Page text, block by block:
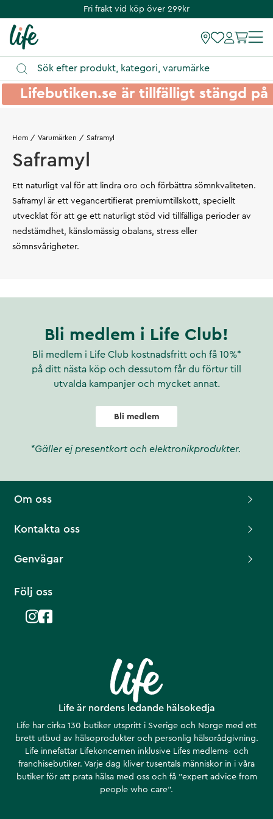
Fri frakt vid köp över 299kr
Lifebutiken.se är tillfälligt stängd
Hem Varumärken Saframyl
Saframyl
Ett naturligt val för att lindra oro och förbättra sömnkvaliteten.
Saframyl är ett vegancertifierat premiumtillskott, speciellt
utvecklat för att ge ett naturligt stöd vid tillfälliga perioder av
nedstämdhet, känslomässig obalans, stress eller
sömnsvårigheter.
Bli medlem i Life Club!
Bli medlem i Life Club kostnadsfritt och få 10%*
på ditt nästa köp och dessutom får du förtur till
utvalda kampanjer och mycket annat.
Bli medlem
*Gäller ej presentkort och elektronikprodukter.
Life är nordens ledande hälsokedja
Life har cirka 130 butiker utspritt i Sverige och Norge med ett
brett utbud av hälsoprodukter och personlig hälsorådgivning.
Life innefattar Lifekoncernen inklusive Lifes medlems- och
franchisebutiker. Varje dag kliver tusentals människor in i våra
butiker för att prata hälsa med oss och få ”expert advice from
people who care”.
Om oss
Kontakta oss
Genvägar
Följ oss